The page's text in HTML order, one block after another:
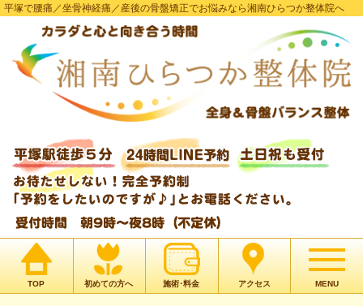
平塚で腰痛／坐骨神経痛／産後の骨盤矯正でお悩みなら湘南ひらつか整体院へ
TOP 初めての方へ 施術･料金 アクセス MENU